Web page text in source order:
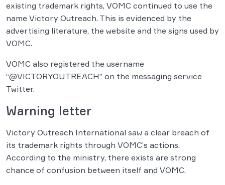
existing trademark rights, VOMC continued to use the
name Victory Outreach. This is evidenced by the
advertising literature, the website and the signs used by
VOMC.
VOMC also registered the username
“@VICTORYOUTREACH” on the messaging service
Twitter.
Warning letter
Victory Outreach International saw a clear breach of
its trademark rights through VOMC’s actions.
According to the ministry, there exists are strong
chance of confusion between itself and VOMC.